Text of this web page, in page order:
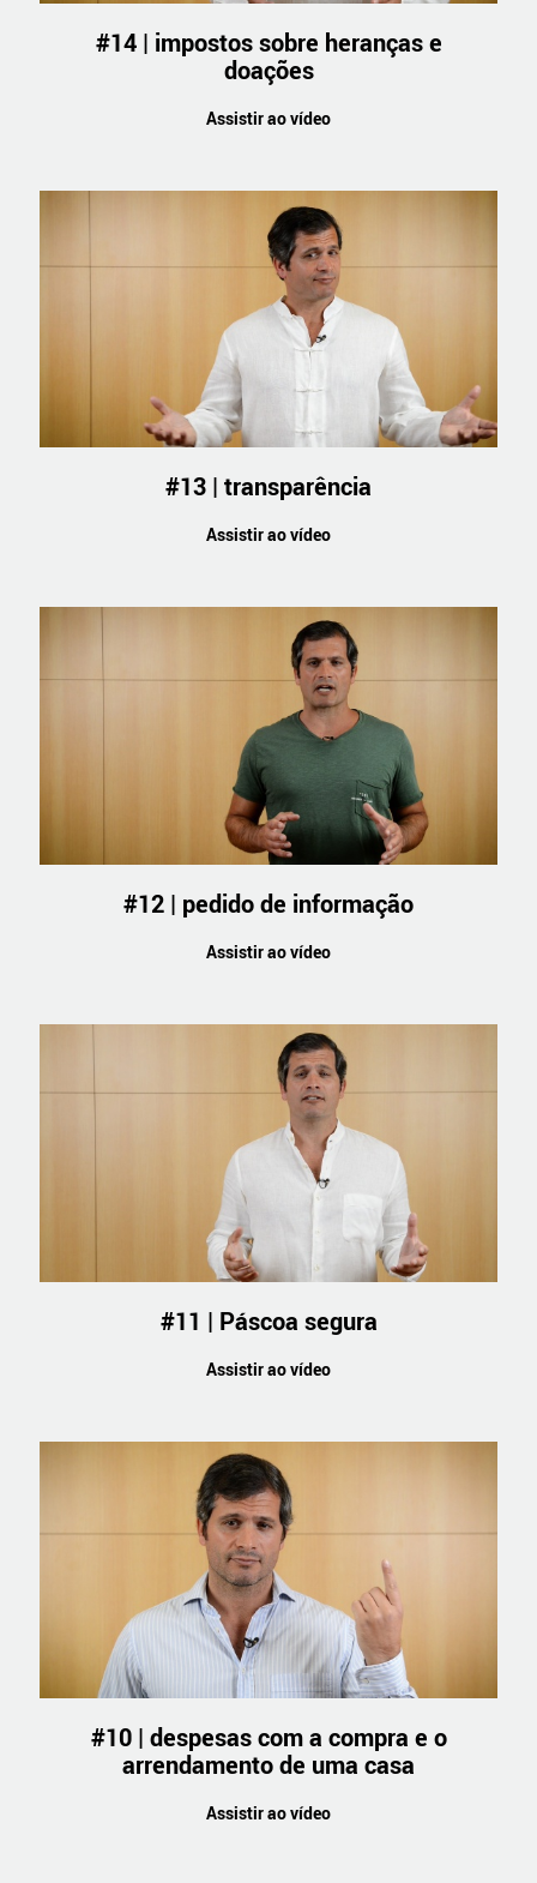
#14 | impostos sobre heranças e
doações
Assistir ao vídeo
#13 | transparência
Assistir ao vídeo
#12 | pedido de informação
Assistir ao vídeo
#11 | Páscoa segura
Assistir ao vídeo
#10 | despesas com a compra e o
arrendamento de uma casa
Assistir ao vídeo